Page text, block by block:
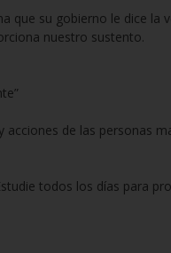
que su gobierno le dice la
nuestro sustento.
de las personas
todos los días para